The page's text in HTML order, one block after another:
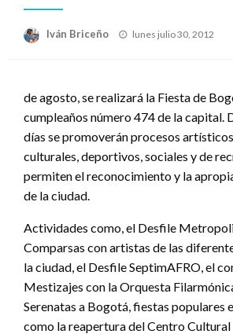
Iván Briceño
Publicado
lunes julio 30, 2012
de agosto, se realizará la Fiesta de
cumpleaños número 474 de la capital.
días se promoverán procesos
culturales, deportivos, sociales y de
permiten el reconocimiento y la
de la ciudad.
Actividades como, el Desfile
Comparsas con artistas de las
la ciudad, el Desfile SeptimAFRO, el
Mestizajes con la Orquesta
Serenatas a Bogotá, fiestas populares
como la reapertura del Centro Cultural